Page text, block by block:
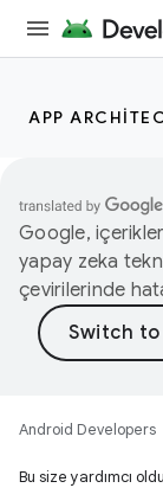
APP
Google,
yapay zeka
çevirilerinde
Android Developers
Bu size yardımcı